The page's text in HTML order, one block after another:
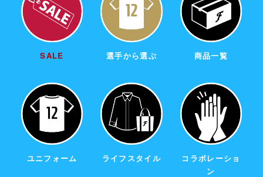
SALE 選手から選ぶ 商品一覧
ユニフォーム ライフスタイル
コラボレーショ
ン